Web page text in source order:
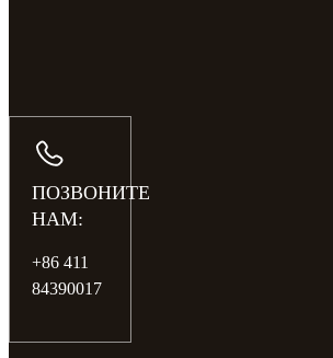
ПОЗВОНИТЕ
НАМ:
+86 411
84390017